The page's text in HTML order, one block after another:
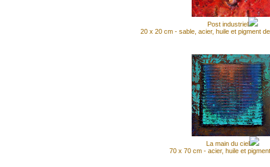
Post industriel
20 x 20 cm - sable, acier, huile et pigment
La main du ciel
70 x 70 cm - acier, huile et